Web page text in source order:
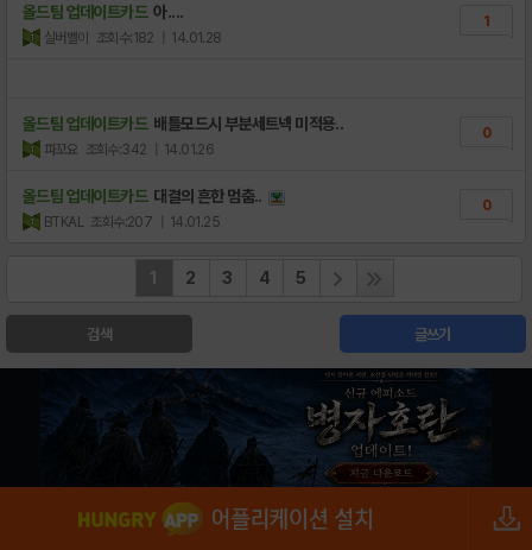
올드팀 업데이트카드 아....
실버벨이 조회수:182 | 14.01.28
1
올드팀 업데이트카드 배틀모드시 부분세트넥 미적용..
파꼬요 조회수:342 | 14.01.26
0
올드팀 업데이트카드 대결의 흔한 멈춤..
BTKAL 조회수:207 | 14.01.25
0
1 2 3 4 5
검색 글쓰기